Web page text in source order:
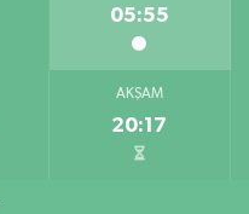
05:55
AKŞAM
20:17